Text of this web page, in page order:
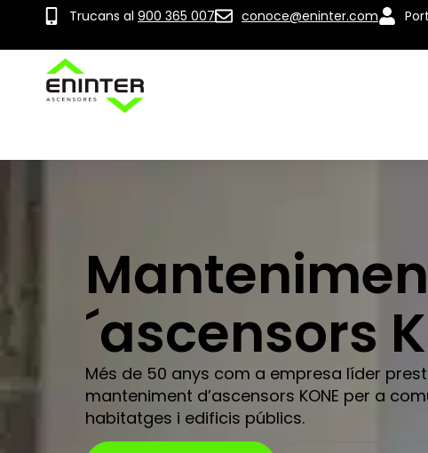
Trucans al 900 365 007 conoce@eninter.com
´ascensors
Més de 50 anys com a empresa líder
manteniment d’ascensors KONE per a
habitatges i edificis públics.